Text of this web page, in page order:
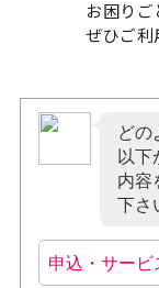
お困りご
ぜひご利